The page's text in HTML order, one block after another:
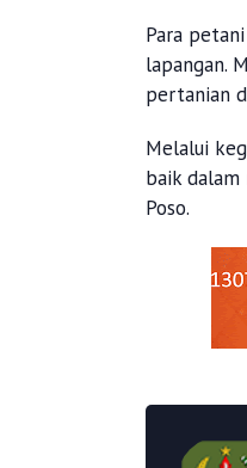
Para
lapangan.
pertanian
Melalui
baik
Poso.